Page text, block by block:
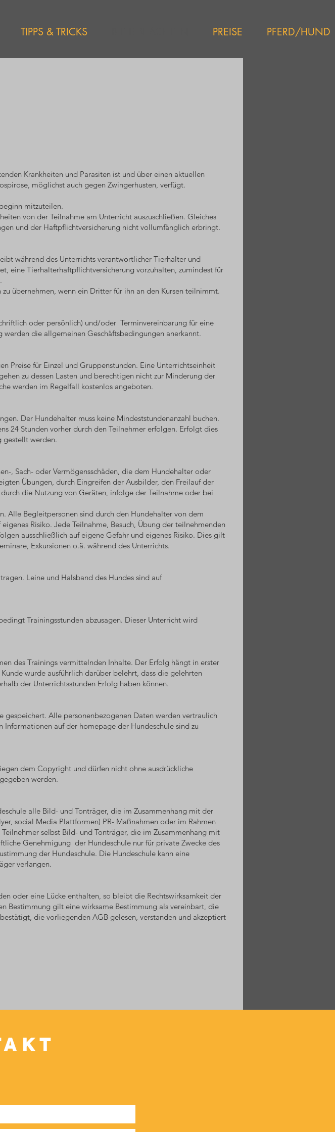
TIPPS & TRICKS PREISE PFERD/HUND
Krankheiten und Parasiten ist und über einen aktuellen
möglichst auch gegen Zwingerhusten, verfügt.
mitzuteilen.
von der Teilnahme am Unterricht auszuschließen. Gleiches
und der Haftpflichtversicherung nicht vollumfänglich erbringt.
während des Unterrichts verantwortlicher Tierhalter und
eine Tierhalterhaftpflichtversicherung vorzuhalten, zumindest für
übernehmen, wenn ein Dritter für ihn an den Kursen teilnimmt.
oder persönlich) und/oder Terminvereinbarung für eine
die allgemeinen Geschäftsbedingungen anerkannt.
Preise für Einzel und Gruppenstunden. Eine Unterrichtseinheit
zu dessen Lasten und berechtigen nicht zur Minderung der
werden im Regelfall kostenlos angeboten.
Der Hundehalter muss keine Mindeststundenanzahl buchen.
24 Stunden vorher durch den Teilnehmer erfolgen. Erfolgt dies
gestellt werden.
, Sach- oder Vermögensschäden, die dem Hundehalter oder
Übungen, durch Eingreifen der Ausbilder, den Freilauf der
die Nutzung von Geräten, infolge der Teilnahme oder bei
Alle Begleitpersonen sind durch den Hundehalter von dem
Risiko. Jede Teilnahme, Besuch, Übung der teilnehmenden
ausschließlich auf eigene Gefahr und eigenes Risiko. Dies gilt
Exkursionen o.ä. während des Unterrichts.
Leine und Halsband des Hundes sind auf
Trainingsstunden abzusagen. Dieser Unterricht wird
des Trainings vermittelnden Inhalte. Der Erfolg hängt in erster
wurde ausführlich darüber belehrt, dass die gelehrten
der Unterrichtsstunden Erfolg haben können.
Alle personenbezogenen Daten werden vertraulich
auf der homepage der Hundeschule sind zu
dem Copyright und dürfen nicht ohne ausdrückliche
werden.
alle Bild- und Tonträger, die im Zusammenhang mit der
social Media Plattformen) PR- Maßnahmen oder im Rahmen
selbst Bild- und Tonträger, die im Zusammenhang mit
Genehmigung der Hundeschule nur für private Zwecke des
der Hundeschule. Die Hundeschule kann eine
verlangen.
oder eine Lücke enthalten, so bleibt die Rechtswirksamkeit der
Bestimmung gilt eine wirksame Bestimmung als vereinbart, die
die vorliegenden AGB gelesen, verstanden und akzeptiert